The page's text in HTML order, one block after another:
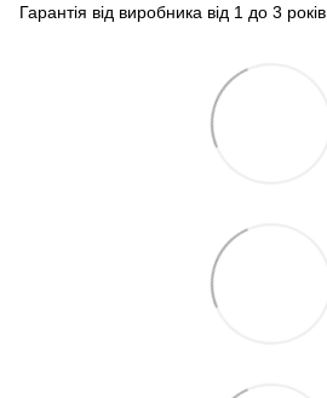
Гарантія від виробника від 1 до 3 років.